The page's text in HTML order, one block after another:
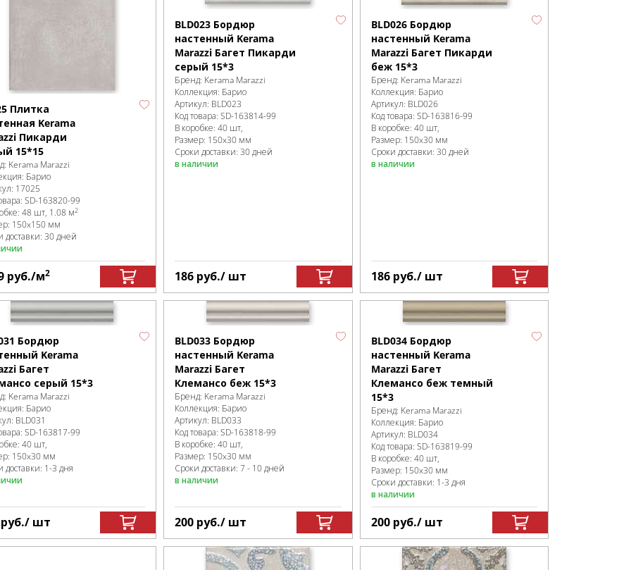
Плитка
Kerama
Пикарди
15*15
Kerama Marazzi
Барио
17025
SD-163820-99
: 48 шт, 1.08 м2
150x150 мм
доставки: 30 дней
руб./м2
BLD023 Бордюр
настенный Kerama
Marazzi Багет Пикарди
серый 15*3
Бренд: Kerama Marazzi
Коллекция: Барио
Артикул: BLD023
Код товара:SD-163814-99
В коробке:40 шт,
Размер: 150x30 мм
Сроки доставки: 30 дней
в наличии
186 руб./ шт
BLD026 Бордюр
настенный Kerama
Marazzi Багет Пикарди
беж 15*3
Бренд: Kerama Marazzi
Коллекция: Барио
Артикул: BLD026
Код товара: SD-163816-99
В коробке: 40 шт,
Размер: 150x30 мм
Сроки доставки: 30 дней
в наличии
186 руб./ шт
Бордюр
Kerama
Багет
серый 15*3
Kerama Marazzi
Барио
BLD031
SD-163817-99
: 40 шт,
150x30 мм
доставки: 1-3 дня
руб./ шт
BLD033 Бордюр
настенный Kerama
Marazzi Багет
Клемансо беж 15*3
Бренд: Kerama Marazzi
Коллекция: Барио
Артикул: BLD033
Код товара:SD-163818-99
В коробке:40 шт,
Размер: 150x30 мм
Сроки доставки: 7 - 10 дней
в наличии
200 руб./ шт
BLD034 Бордюр
настенный Kerama
Marazzi Багет
Клемансо беж темный
15*3
Бренд: Kerama Marazzi
Коллекция: Барио
Артикул: BLD034
Код товара: SD-163819-99
В коробке: 40 шт,
Размер: 150x30 мм
Сроки доставки: 1-3 дня
в наличии
200 руб./ шт